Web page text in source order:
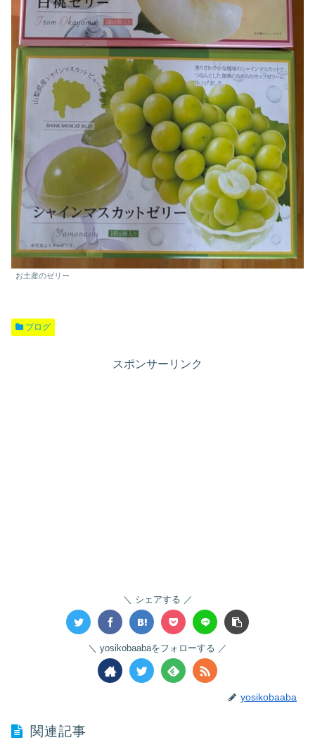
お土産のゼリー
ブログ
スポンサーリンク
シェアする
yosikobaabaをフォローする
yosikobaaba
関連記事